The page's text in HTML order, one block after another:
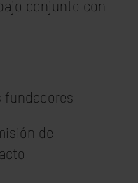
conjunto con
fundadores
de